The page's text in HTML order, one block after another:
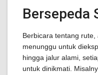
Bersepeda
Berbicara tentang
menunggu untuk
hingga jalur alami,
untuk dinikmati.